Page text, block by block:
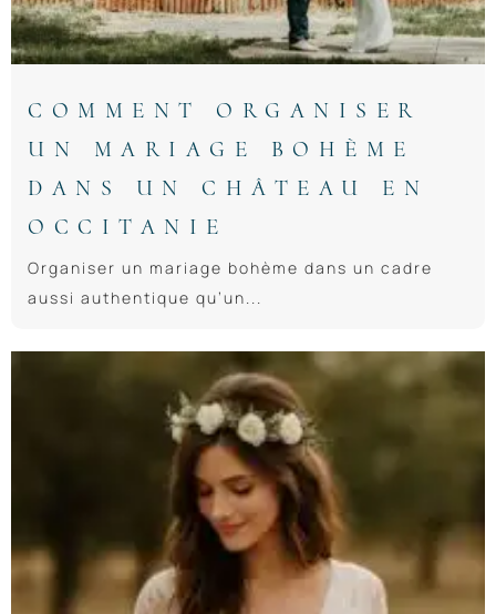
COMMENT ORGANISER
UN MARIAGE BOHÈME
DANS UN CHÂTEAU EN
OCCITANIE
Organiser un mariage bohème dans un cadre
aussi authentique qu’un...